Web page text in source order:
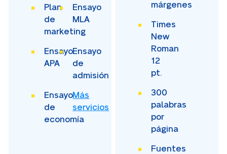
Plan
de
marketing
Ensayo
MLA
Ensayo
APA
Ensayo
de
admisión
Ensayo
de
economía
Más
servicios
márgenes
Times
New
Roman
12
pt.
300
palabras
por
página
Fuentes